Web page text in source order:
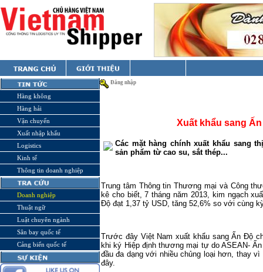
Hàng không
Hàng hải
Vận chuyển
Xuất nhập khẩu
Logistics
Kinh tế
Thông tin doanh nghiệp
Doanh nghiệp
Thuật ngữ
Luật chuyên ngành
Sân bay quốc tế
Cảng biển quốc tế
Đăng nhập
Xuất khẩu sang
Các mặt hàng chính xuất khẩu sang
sản phẩm từ cao su, sắt thép...
Trung tâm Thông tin Thương mại và Công
kê cho biết, 7 tháng năm 2013, kim ngạch
Độ đạt 1,37 tỷ USD, tăng 52,6% so với cùng
Trước đây Việt Nam xuất khẩu sang Ấn Độ
khi ký Hiệp định thương mại tự do ASEAN-
đầu đa dạng với nhiều chủng loại hơn, thay
đây.